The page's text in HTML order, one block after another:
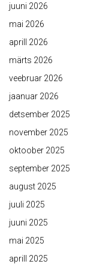
juuni 2026
mai 2026
aprill 2026
märts 2026
veebruar 2026
jaanuar 2026
detsember 2025
november 2025
oktoober 2025
september 2025
august 2025
juuli 2025
juuni 2025
mai 2025
aprill 2025